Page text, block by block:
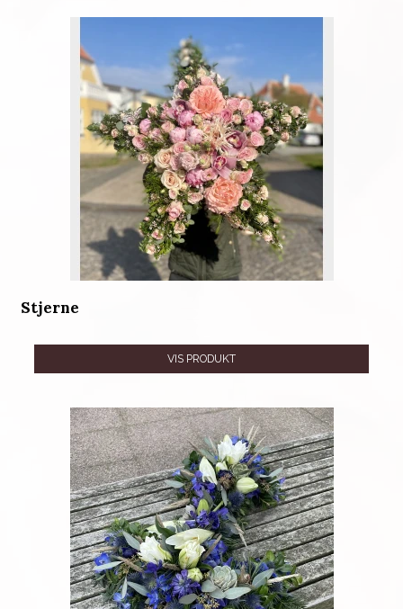
Stjerne
VIS PRODUKT